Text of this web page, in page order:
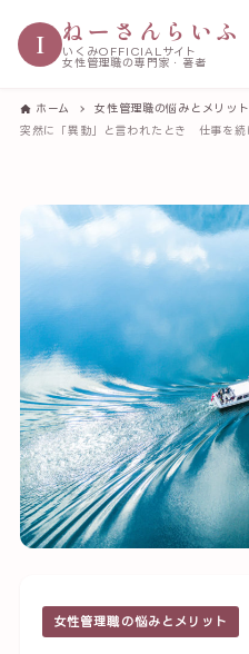
I ねーさんらいふ
いくみOFFICIALサイト
女性管理職の専門家・著者
ホーム
女性管理職の悩みとメリット
女性管理職の悩みとメリット